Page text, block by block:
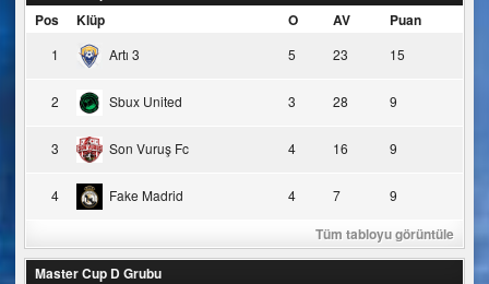
Pos
Klüp O AV Puan
1 Artı 3 5 23 15
2 Sbux United 3 28 9
3 Son Vuruş Fc 4 16 9
4 Fake Madrid 4 7 9
Tüm tabloyu görüntüle
Master Cup D Grubu